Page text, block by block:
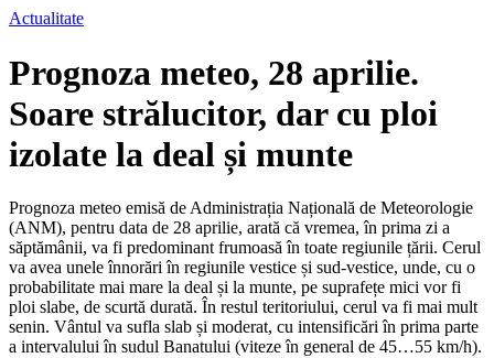
Actualitate
Prognoza meteo, 28 aprilie.
Soare strălucitor, dar cu ploi
izolate la deal și munte
Prognoza meteo emisă de Administrația Națională de Meteorologie
(ANM), pentru data de 28 aprilie, arată că vremea, în prima zi a
săptămânii, va fi predominant frumoasă în toate regiunile țării. Cerul
va avea unele înnorări în regiunile vestice și sud-vestice, unde, cu o
probabilitate mai mare la deal și la munte, pe suprafețe mici vor fi
ploi slabe, de scurtă durată. În restul teritoriului, cerul va fi mai mult
senin. Vântul va sufla slab și moderat, cu intensificări în prima parte
a intervalului în sudul Banatului (viteze în general de 45…55 km/h).